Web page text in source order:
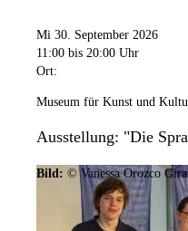
Mi 30. September 2026
11:00 bis 20:00 Uhr
Ort:
Museum für Kunst und
Ausstellung: "Die
Bild: © Vanessa Orozco